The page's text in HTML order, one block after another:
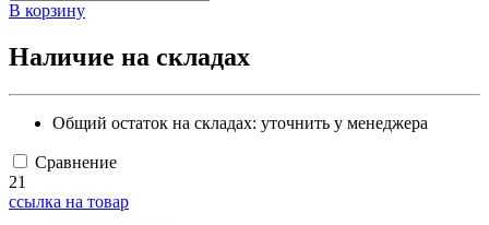
В корзину
Наличие на складах
Общий остаток на складах: уточнить у менеджера
Сравнение
21
ссылка на товар